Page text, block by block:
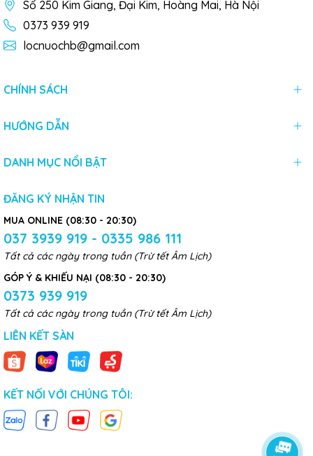
Số 250 Kim Giang, Đại Kim, Hoàng Mai, Hà Nội
0373 939 919
locnuochb@gmail.com
CHÍNH SÁCH
HƯỚNG DẪN
DANH MỤC NỔI BẬT
ĐĂNG KÝ NHẬN TIN
MUA ONLINE (08:30 - 20:30)
037 3939 919 - 0335 986 111
Tất cả các ngày trong tuần (Trừ tết Âm Lịch)
GÓP Ý & KHIẾU NẠI (08:30 - 20:30)
0373 939 919
Tất cả các ngày trong tuần (Trừ tết Âm Lịch)
LIÊN KẾT SÀN
KẾT NỐI VỚI CHÚNG TÔI: